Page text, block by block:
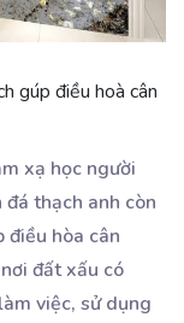
gúp điều hoà cân
xạ học người
thạch anh còn
hòa cân
đất xấu có
việc, sử dụng